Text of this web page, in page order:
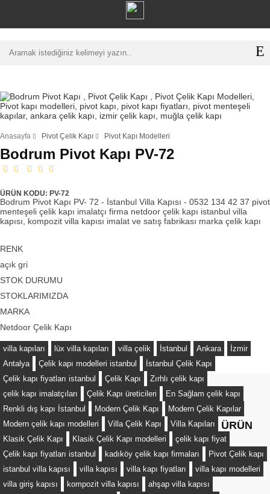
Anasayfa Pivot Çelik Kapı Pivot Kapı Modelleri
Bodrum Pivot Kapı PV-72
ÜRÜN KODU: PV-72
Bodrum Pivot Kapı PV- 72 - İstanbul Villa Kapısı - 0532 134 42 37 pivot
menteşeli çelik kapı imalatçı firma netdoor çelik kapı istanbul villa
kapısı, kompozit villa kapısı imalat ve satış fabrikası marka çelik kapı
RENK
açık gri
STOK DURUMU
STOKLARIMIZDA
MARKA
Netdoor Çelik Kapı
villa kapıları lüx villa kapıları villa çelik İstanbul Ankara
İzmir
Antalya
Çelik kapı modelleri istanbul
İstanbul Çelik Kapı
Çelik kapı fiyatları istanbul
Çelik Kapı
Zırhlı çelik kapı
çelik kapı imalatçıları
Çelik Kapı üreticileri
En Sağlam çelik kapı
Renkli dış kapı İstanbul
Modern Çelik Kapı
Modern Çelik Kapılar
Modern çelik kapı modelleri
Villa Çelik Kapı
Villa Kapıları
Klasik Çelik Kapı
Klasik Çelik Kapı modelleri
çelik kapı fiyat
Çelik kapı fiyatları istanbul
kadıköy çelik kapı firmaları
Pivot Çelik kapı
istanbul villa kapısı
villa kapısı villa kapı fiyatları
villa kapı modelleri
villa giriş kapısı
kompozit villa kapısı
ahşap villa kapısı
ÜRÜN